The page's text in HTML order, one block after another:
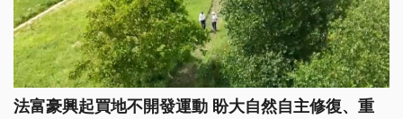
法富豪興起買地不開發運動 盼大自然自主修復、重